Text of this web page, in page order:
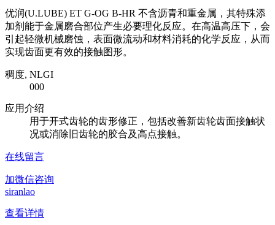
优润(U.LUBE) ET G-OG B-HR 不含沥青和重金属，其特殊添
加剂能于金属磨合部位产生必要理化反应。在高温高压下，会
引起轻微机械磨蚀，表面微流动和材料消耗的化学反应，从而
实现齿面更有效的接触图形。
稠度, NLGI
000
应用介绍
用于开式齿轮的齿形修正，包括改善新齿轮齿面接触状
况或消除旧齿轮的胶合及高点接触。
在线留言
加微信咨询
siranlao
查看详情